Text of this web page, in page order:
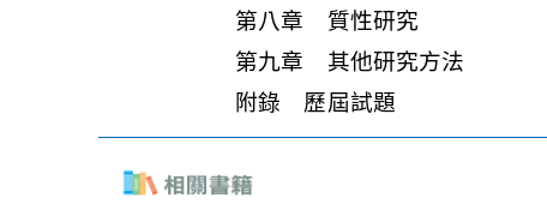
第八章 質性研究
第九章 其他研究方法
附錄 歷屆試題